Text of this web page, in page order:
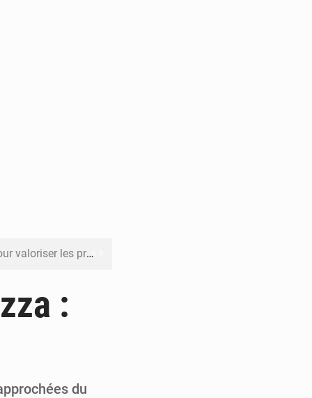
forestiers non ligneux
sa feuille de route
:
du